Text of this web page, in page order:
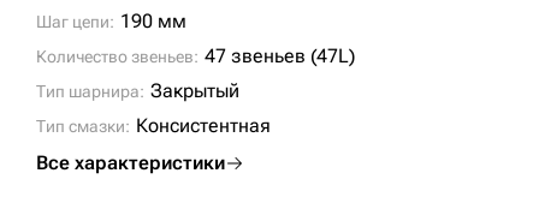
Шаг цепи: 190 мм
Количество звеньев: 47 звеньев (47L)
Тип шарнира: Закрытый
Тип смазки: Консистентная
Все характеристики